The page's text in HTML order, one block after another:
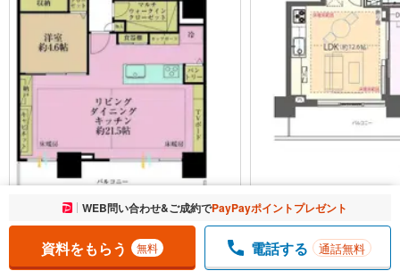
ベイクレストタワー
1億7,000万円、1億7,500万円
2LDK/ 81.2m （壁芯）
9,199万円
/ 47.91m2（壁芯）
2005年8月（築22年）
東京都港区港南3丁目
お気に入りに追加しました。 一覧を開く
WEB問い合わせ&ご成約でPayPayポイントプレゼント
資料をもらう 無料 電話する 通話無料